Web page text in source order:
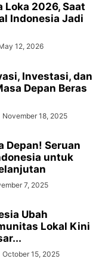
Loka 2026, Saat
Indonesia Jadi
12, 2026
Investasi, dan
Depan Beras
November 18, 2025
Depan! Seruan
untuk
7, 2025
Ubah
Lokal Kini
October 15, 2025